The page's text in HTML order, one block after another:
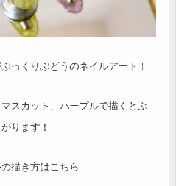
っくりぶどうのネイルアート！
スカット、パープルで描くとぶ
ります！
描き方はこちら